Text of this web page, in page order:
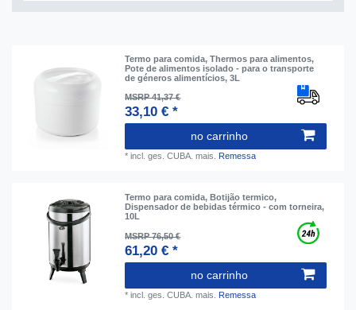
Termo para comida, Thermos para alimentos,
Pote de alimentos isolado - para o transporte
de géneros alimentícios, 3L
MSRP 41,37 €
33,10 € *
no carrinho
*incl. ges. CUBA. mais. Remessa
Termo para comida, Botijão termico,
Dispensador de bebidas térmico - com torneira,
10L
MSRP 76,50 €
61,20 € *
no carrinho
*incl. ges. CUBA. mais. Remessa